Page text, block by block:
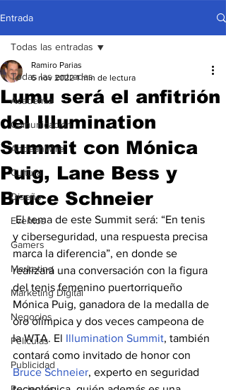
Entrada
Todas las entradas
Academia
Comunicación
AndeanWire
Cultura
Diseño
Eventos
Gamers
Marketing
Marketing Digital
Negocios
Películas
Publicidad
Todas las entradas
Lumu será el anfitrión
del Illumination
Summit con Mónica
Puig, Lane Bess y
Bruce Schneier
Ramiro Parias
6 nov 2022 1 min de lectura
El tema de este Summit será: “En tenis
y ciberseguridad, una respuesta precisa
marca la diferencia”, en donde se
realizará una conversación con la figura
del tenis femenino puertorriqueño
Mónica Puig, ganadora de la medalla de
oro olímpica y dos veces campeona de
la WTA. El Illumination Summit, también
contará como invitado de honor con
Bruce Schneier, experto en seguridad